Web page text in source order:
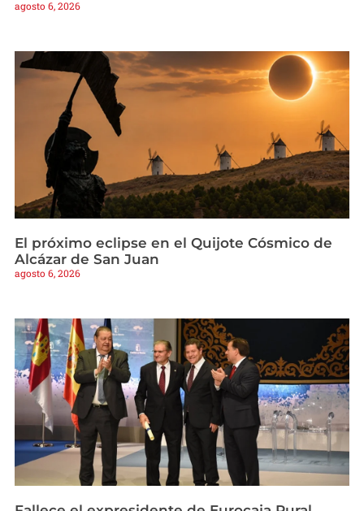
agosto 6, 2026
El próximo eclipse en el Quijote Cósmico de
Alcázar de San Juan
agosto 6, 2026